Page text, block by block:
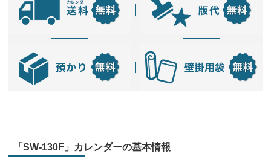
「SW-130F」カレンダーの基本情報